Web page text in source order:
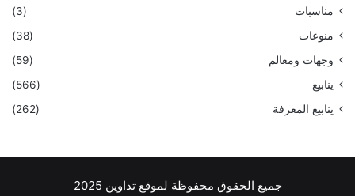
مناسبات
(3)
منوعات
(38)
وجهات ومعالم
(59)
ينابيع
(566)
ينابيع المعرفة
(262)
جميع الحقوق محفوظة لموقع تداوين 2025